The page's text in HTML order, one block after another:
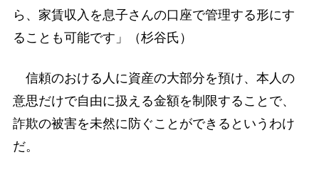
ら、家賃収入を息子さんの口座で管理する形にす
ることも可能です」（杉谷氏）
信頼のおける人に資産の大部分を預け、本人の
意思だけで自由に扱える金額を制限することで、
詐欺の被害を未然に防ぐことができるというわけ
だ。